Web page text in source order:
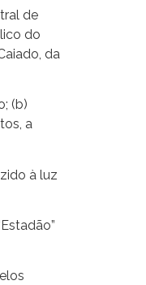
de
do
da
(b)
a
à luz